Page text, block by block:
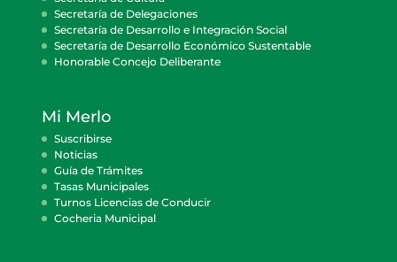
Secretaría de Delegaciones
Secretaría de Desarrollo e Integración Social
Secretaría de Desarrollo Económico Sustentable
Honorable Concejo Deliberante
Mi Merlo
Suscribirse
Noticias
Guía de Trámites
Tasas Municipales
Turnos Licencias de Conducir
Cocheria Municipal